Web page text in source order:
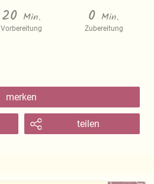
20 Min.
Vorbereitung
0 Min.
Zubereitung
merken
teilen